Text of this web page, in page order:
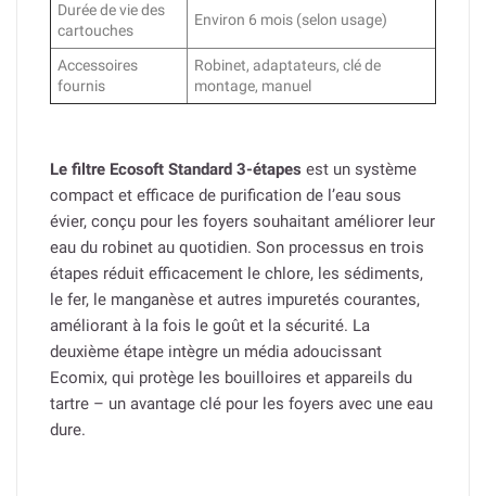
Durée de vie des
cartouches
Environ 6 mois (selon usage)
Accessoires
fournis
Robinet, adaptateurs, clé de
montage, manuel
Le filtre Ecosoft Standard 3-étapes est un système
compact et efficace de purification de l’eau sous
évier, conçu pour les foyers souhaitant améliorer leur
eau du robinet au quotidien. Son processus en trois
étapes réduit efficacement le chlore, les sédiments,
le fer, le manganèse et autres impuretés courantes,
améliorant à la fois le goût et la sécurité. La
deuxième étape intègre un média adoucissant
Ecomix, qui protège les bouilloires et appareils du
tartre – un avantage clé pour les foyers avec une eau
dure.